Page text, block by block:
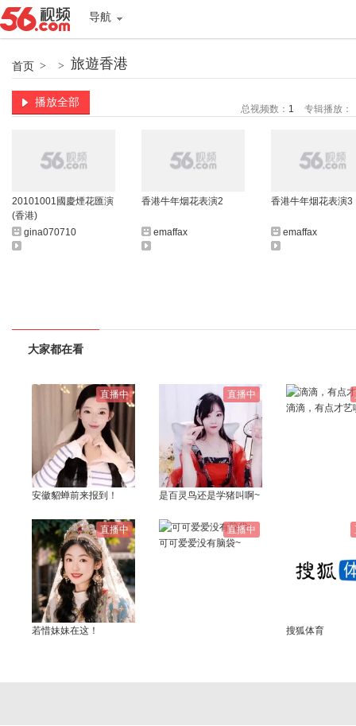
导航
首页 > > 旅遊香港
播放全部
总视频数： 1 专辑播放：
20101001國慶煙花匯演
(香港)
gina070710
香港牛年烟花表演2
emaffax
香港牛年烟花表演3
emaffax
大家都在看
直播中
安徽貂蝉前来报到！
直播中
是百灵鸟还是学猪叫啊~
滴滴，有点才艺
直播中
若惜妹妹在这！
直播中
可可爱爱没有脑袋~
搜狐体育